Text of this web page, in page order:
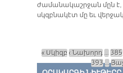
ժամանակաշրջան մըն է,
սկզբնակէտ մը եւ
Էջեր
« Սկիզբ‹ Նախորդ … 385
393…